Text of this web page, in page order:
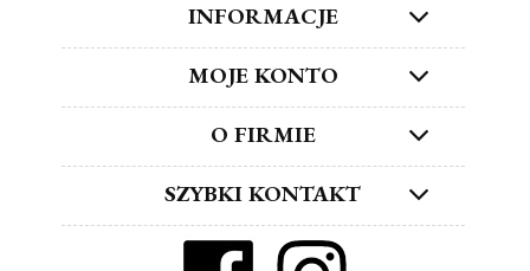
INFORMACJE
MOJE KONTO
O FIRMIE
SZYBKI KONTAKT